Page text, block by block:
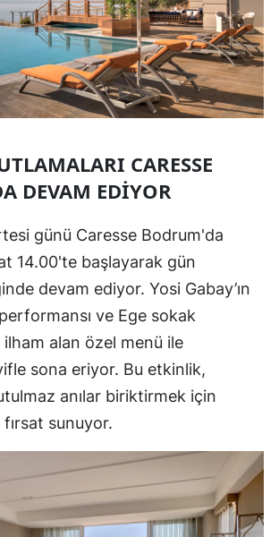
CARESSE
DEVAM EDIYOR
günü Caresse Bodrum'da
14.00'te başlayarak gün
devam ediyor. Yosi Gabay’ın
ve Ege sokak
alan özel menü ile
sona eriyor. Bu etkinlik,
anılar biriktirmek için
sunuyor.